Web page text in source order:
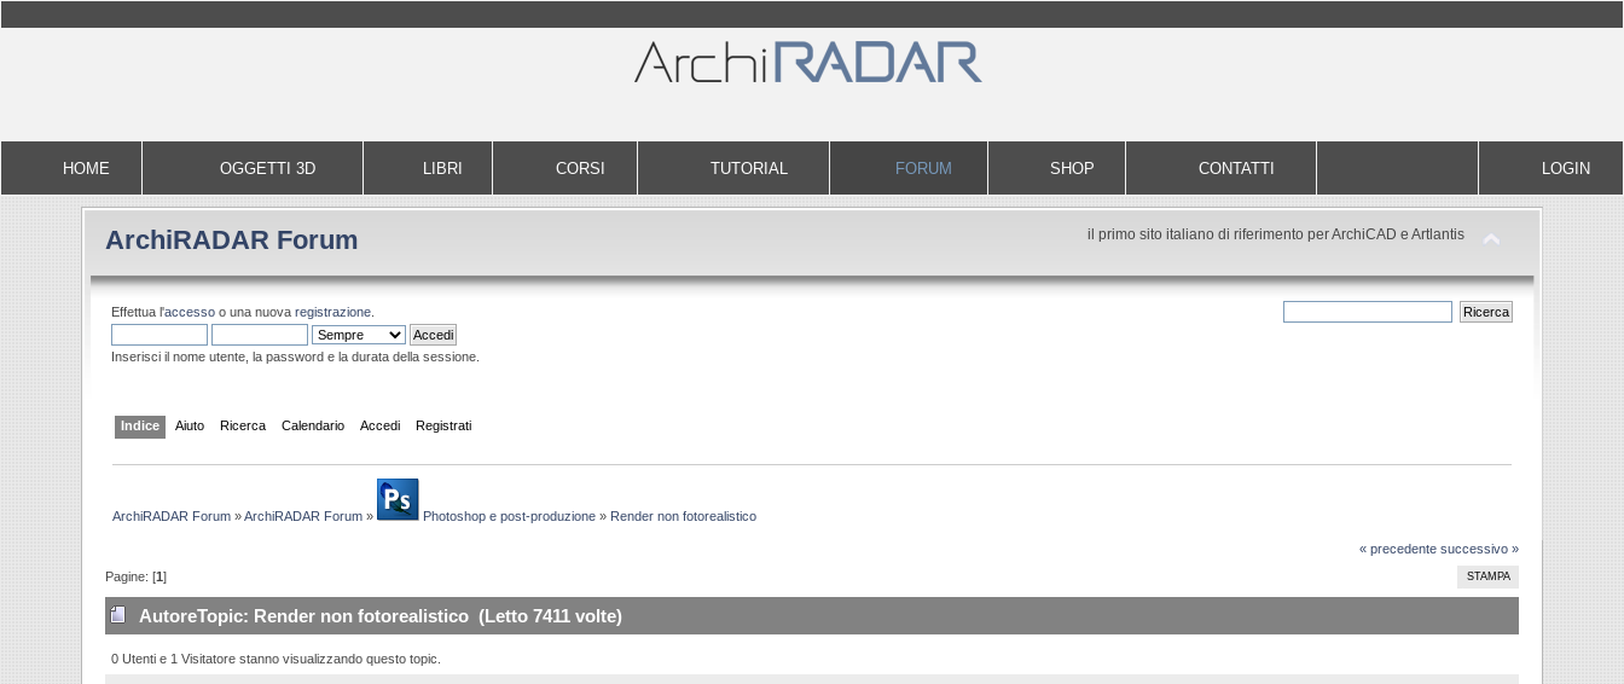
HOME OGGETTI 3D LIBRI CORSI TUTORIAL FORUM SHOP CONTATTI LOGIN
ArchiRADAR Forum il primo sito italiano di riferimento per ArchiCAD e Artlantis
Effettua l'accesso o una nuovaregistrazione.
Inserisci il nome utente, la password e la durata della sessione.
Indice Aiuto Ricerca Calendario Accedi Registrati
ArchiRADAR Forum »ArchiRADAR Forum » Photoshop e post-produzione » Render non fotorealistico
« precedente successivo »
STAMPA
Pagine: [1]
AutoreTopic: Render non fotorealistico (Letto 7411 volte)
0 Utenti e 1 Visitatore stanno visualizzando questo topic.